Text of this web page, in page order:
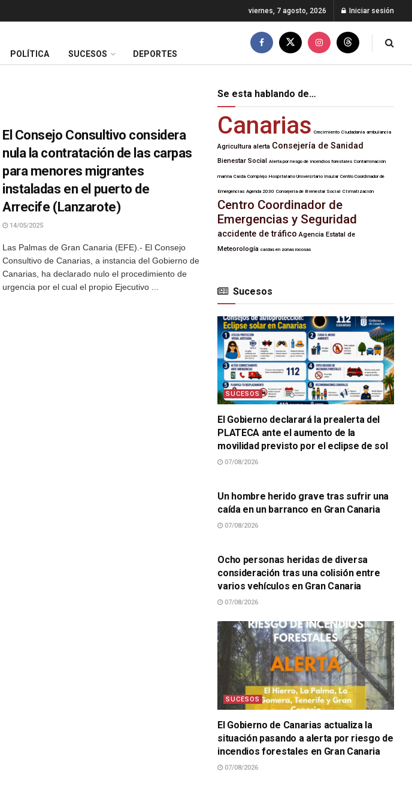
viernes, 7 agosto, 2026 Iniciar sesión
POLÍTICA SUCESOS DEPORTES
El Consejo Consultivo considera
nula la contratación de las carpas
para menores migrantes
instaladas en el puerto de
Arrecife (Lanzarote)
14/05/2025
Las Palmas de Gran Canaria (EFE).- El Consejo
Consultivo de Canarias, a instancia del Gobierno de
Canarias, ha declarado nulo el procedimiento de
urgencia por el cual el propio Ejecutivo ...
Se esta hablando de…
Canarias Crecimiento Ciudadanía ambulancia
Agricultura alerta Consejería de Sanidad
Bienestar Social Alerta por riesgo de incendios forestales Contaminación
marina Caída Complejo Hospitalario Universitario Insular Centro Coordinador de
Emergencias Agenda 2030 Consejería de Bienestar Social Climatización
Centro Coordinador de
Emergencias y Seguridad
accidente de tráfico Agencia Estatal de
Meteorología caídas en zonas rocosas
Sucesos
SUCESOS
El Gobierno declarará la prealerta del
PLATECA ante el aumento de la
movilidad previsto por el eclipse de sol
07/08/2026
Un hombre herido grave tras sufrir una
caída en un barranco en Gran Canaria
07/08/2026
Ocho personas heridas de diversa
consideración tras una colisión entre
varios vehículos en Gran Canaria
07/08/2026
SUCESOS
El Gobierno de Canarias actualiza la
situación pasando a alerta por riesgo de
incendios forestales en Gran Canaria
07/08/2026